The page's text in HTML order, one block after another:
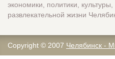
экономики, политики, культуры,
развлекательной жизни
Copyright © 2007 Челябинск -